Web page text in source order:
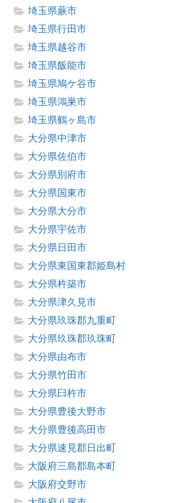
埼玉県蕨市
埼玉県行田市
埼玉県越谷市
埼玉県飯能市
埼玉県鳩ケ谷市
埼玉県鴻巣市
埼玉県鶴ヶ島市
大分県中津市
大分県佐伯市
大分県別府市
大分県国東市
大分県大分市
大分県宇佐市
大分県日田市
大分県東国東郡姫島村
大分県杵築市
大分県津久見市
大分県玖珠郡九重町
大分県玖珠郡玖珠町
大分県由布市
大分県竹田市
大分県臼杵市
大分県豊後大野市
大分県豊後高田市
大分県速見郡日出町
大阪府三島郡島本町
大阪府交野市